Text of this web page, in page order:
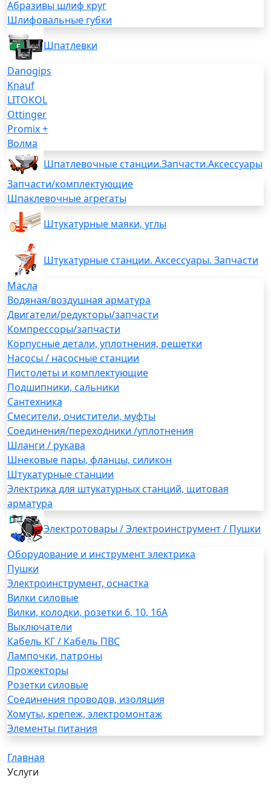
Абразивы шлиф круг
Шлифовальные губки
Шпатлевки
Danogips
Knauf
LITOKOL
Ottinger
Promix +
Волма
Шпатлевочные станции.Запчасти.Аксессуары
Запчасти/комплектующие
Шпаклевочные агрегаты
Штукатурные маяки, углы
Штукатурные станции. Аксессуары. Запчасти
Масла
Водяная/воздушная арматура
Двигатели/редукторы/запчасти
Компрессоры/запчасти
Корпусные детали, уплотнения, решетки
Насосы / насосные станции
Пистолеты и комплектующие
Подшипники, сальники
Сантехника
Смесители, очистители, муфты
Соединения/переходники /уплотнения
Шланги / рукава
Шнековые пары, фланцы, силикон
Штукатурные станции
Электрика для штукатурных станций, щитовая
арматура
Электротовары / Электроинструмент / Пушки
Оборудование и инструмент электрика
Пушки
Электроинструмент, оснастка
Вилки силовые
Вилки, колодки, розетки 6, 10, 16А
Выключатели
Кабель КГ / Кабель ПВС
Лампочки, патроны
Прожекторы
Розетки силовые
Соединения проводов, изоляция
Хомуты, крепеж, электромонтаж
Элементы питания
Главная
Услуги